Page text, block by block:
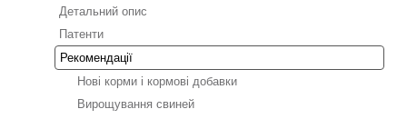
Детальний опис
Патенти
Рекомендації
Нові корми і кормові добавки
Вирощування свиней